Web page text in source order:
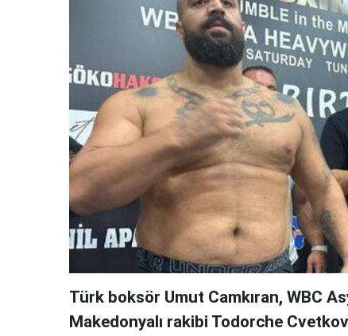
Türk boksör Umut Camkıran, WBC
Makedonyalı rakibi Todorche